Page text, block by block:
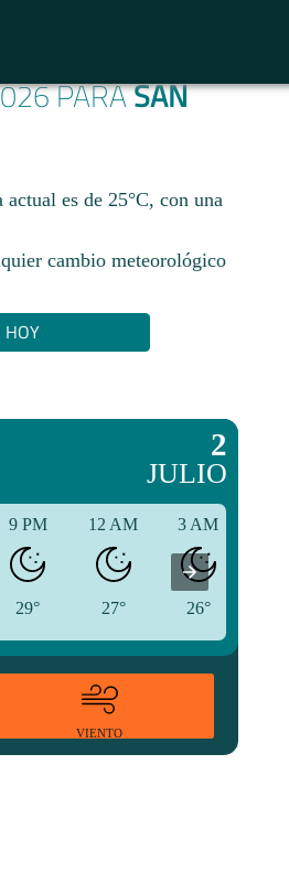
PARASAN
es de 25°C, con una
cambio meteorológico
HOY
2
JULIO
9 PM
29°
12 AM
27°
3 AM
26°
VIENTO